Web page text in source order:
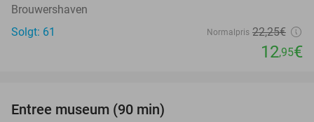
Brouwershaven
Solgt: 61
Normalpris 22,25€
12,95€
Entree museum (90 min)